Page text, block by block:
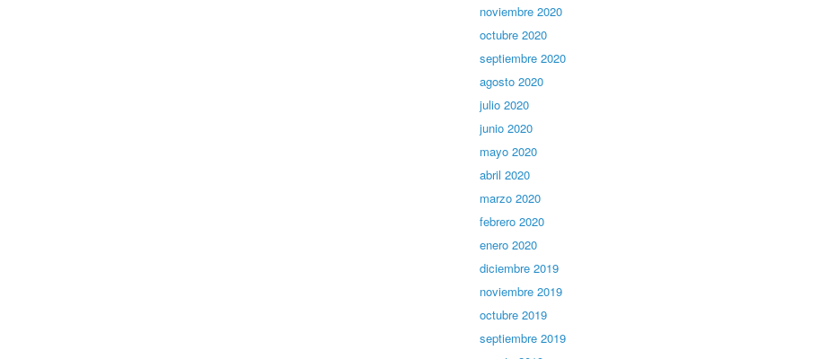
noviembre 2020
octubre 2020
septiembre 2020
agosto 2020
julio 2020
junio 2020
mayo 2020
abril 2020
marzo 2020
febrero 2020
enero 2020
diciembre 2019
noviembre 2019
octubre 2019
septiembre 2019